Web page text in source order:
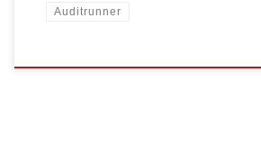
Auditrunner